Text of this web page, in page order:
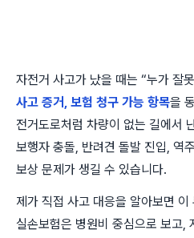
자전거 사고가 났을 때는 “누가 잘
사고 증거, 보험 청구 가능 항목을
전거도로처럼 차량이 없는 길에서
보행자 충돌, 반려견 돌발 진입, 역
보상 문제가 생길 수 있습니다.
제가 직접 사고 대응을 알아보면
실손보험은 병원비 중심으로 보고,